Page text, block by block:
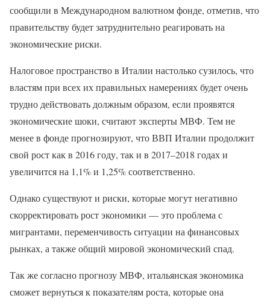
сообщили в Международном валютном фонде, отметив, что
правительству будет затруднительно реагировать на
экономические риски.
Налоговое пространство в Италии настолько сузилось, что
властям при всех их правильных намерениях будет очень
трудно действовать должным образом, если проявятся
экономические шоки, считают эксперты МВФ. Тем не
менее в фонде прогнозируют, что ВВП Италии продолжит
свой рост как в 2016 году, так и в 2017–2018 годах и
увеличится на 1,1% и 1,25% соответственно.
Однако существуют и риски, которые могут негативно
скорректировать рост экономики — это проблема с
мигрантами, переменчивость ситуации на финансовых
рынках, а также общий мировой экономический спад.
Так же согласно прогнозу МВФ, итальянская экономика
сможет вернуться к показателям роста, которые она